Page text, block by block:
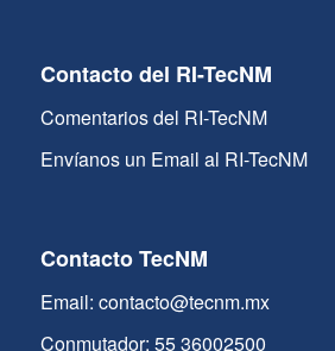
Contacto del RI-TecNM
Comentarios del RI-TecNM
Envíanos un Email al RI-TecNM
Contacto TecNM
Email: contacto@tecnm.mx
Conmutador: 55 36002500